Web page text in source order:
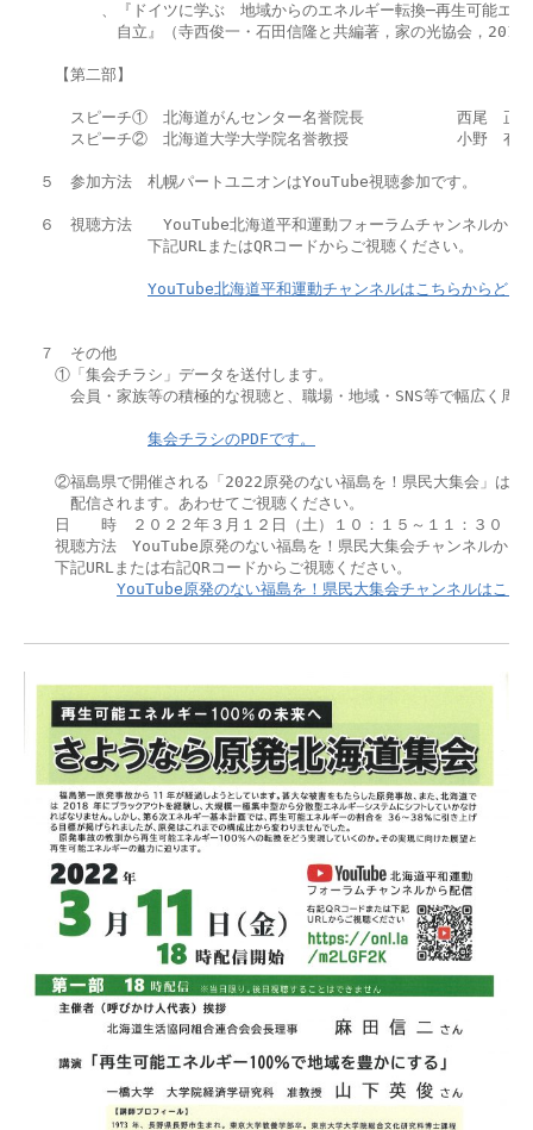
、『ドイツに学ぶ　地域からのエネルギー転換─再生可能エネ
自立』（寺西俊一・石田信隆と共編著，家の光協会，2013
【第二部】
スピーチ①　北海道がんセンター名誉院長　　　　　　西尾　正
スピーチ②　北海道大学大学院名誉教授　　　　　　　小野　有
５　参加方法　札幌パートユニオンはYouTube視聴参加です。
６　視聴方法　　YouTube北海道平和運動フォーラムチャンネルから
下記URLまたはQRコードからご視聴ください。
YouTube北海道平和運動チャンネルはこちらからどう
７　その他
①「集会チラシ」データを送付します。
会員・家族等の積極的な視聴と、職場・地域・SNS等で幅広く周知
集会チラシのPDFです。
②福島県で開催される「2022原発のない福島を！県民大集会」は次
配信されます。あわせてご視聴ください。
日　　時　２０２２年３月１２日（土）１０：１５～１１：３０
視聴方法　YouTube原発のない福島を！県民大集会チャンネルから
下記URLまたは右記QRコードからご視聴ください。
YouTube原発のない福島を！県民大集会チャンネルはこち